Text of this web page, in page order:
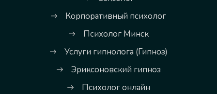
Корпоративный психолог
Психолог Минск
Услуги гипнолога (Гипноз)
Эриксоновский гипноз
Психолог онлайн